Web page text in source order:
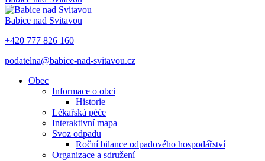
Babice nad Svitavou
+420 777 826 160
podatelna@babice-nad-svitavou.cz
Obec
Informace o obci
Historie
Lékařská péče
Interaktivní mapa
Svoz odpadu
Roční bilance odpadového hospodářství
Organizace a sdružení